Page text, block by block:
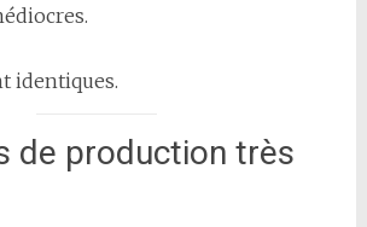
identiques.
de production très